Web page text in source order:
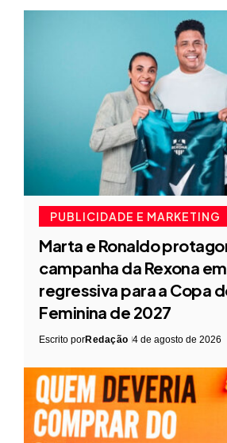
PUBLICIDADE E MARKETING
Marta e Ronaldo
campanha da Rexona
regressiva para a Copa
Feminina de 2027
Escrito porRedação 4 de agosto de 2026